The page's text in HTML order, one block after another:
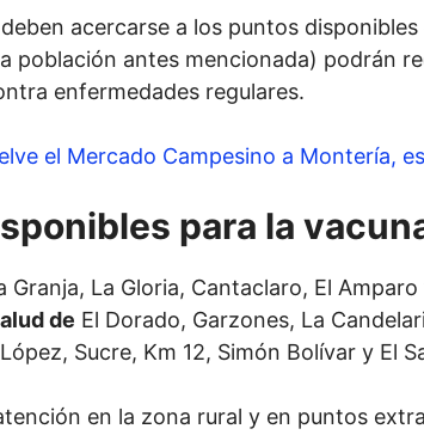
acercarse a los puntos
población antes mencionada) podrán
enfermedades regulares.
el Mercado Campesino a Montería,
para la
Granja, La Gloria, Cantaclaro, El
de El Dorado, Garzones, La
Sucre, Km 12, Simón Bolívar y El
en la zona rural y en puntos